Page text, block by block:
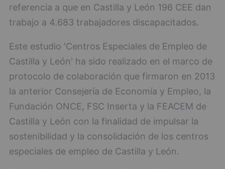
referencia a que en Castilla y León 196 CEE dan
trabajo a 4.683 trabajadores discapacitados.
Este estudio 'Centros Especiales de Empleo de
Castilla y León' ha sido realizado en el marco de
protocolo de colaboración que firmaron en 2013
la anterior Consejería de Economía y Empleo, la
Fundación ONCE, FSC Inserta y la FEACEM de
Castilla y León con la finalidad de impulsar la
sostenibilidad y la consolidación de los centros
especiales de empleo de Castilla y León.